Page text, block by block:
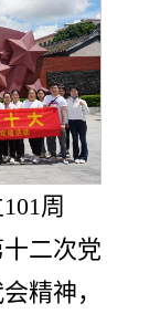
周
二次党
精神，